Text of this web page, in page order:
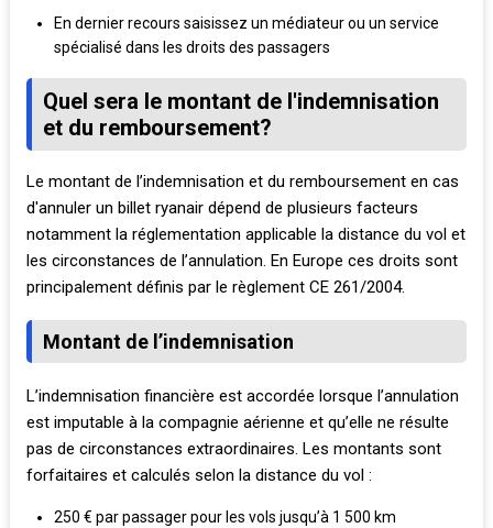
En dernier recours saisissez un médiateur ou un service
spécialisé dans les droits des passagers
Quel sera le montant de l'indemnisation
et du remboursement?
Le montant de l’indemnisation et du remboursement en cas
d'annuler un billet ryanair dépend de plusieurs facteurs
notamment la réglementation applicable la distance du vol et
les circonstances de l’annulation. En Europe ces droits sont
principalement définis par le règlement CE 261/2004.
Montant de l’indemnisation
L’indemnisation financière est accordée lorsque l’annulation
est imputable à la compagnie aérienne et qu’elle ne résulte
pas de circonstances extraordinaires. Les montants sont
forfaitaires et calculés selon la distance du vol :
250 € par passager pour les vols jusqu’à 1 500 km